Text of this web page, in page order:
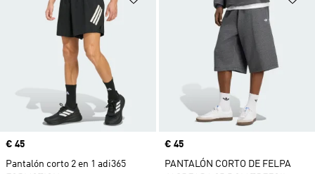
Precio
€ 45
Pantalón corto 2 en 1 adi365
Precio
€ 45
PANTALÓN CORTO DE FELPA